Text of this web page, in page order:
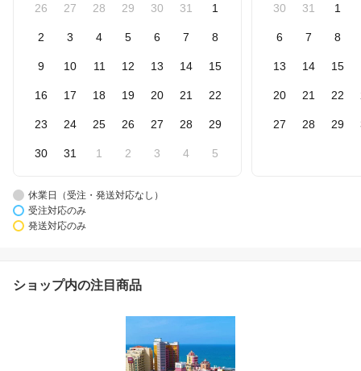
26 27 28 29 30 31 1
2 3 4 5 6 7 8
9 10 11 12 13 14 15
16 17 18 19 20 21 22
23 24 25 26 27 28 29
30 31 1 2 3 4 5
30 31 1
6 7 8
13 14 15
20 21 22
27 28 29
休業日（受注・発送対応なし）
受注対応のみ
発送対応のみ
ショップ内の注目商品